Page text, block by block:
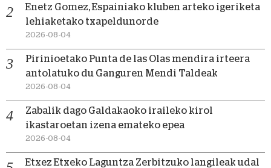
Enetz Gomez, Espainiako kluben arteko igeriketa
lehiaketako txapeldunorde
2026-08-04
Pirinioetako Punta de las Olas mendira irteera
antolatuko du Ganguren Mendi Taldeak
2026-08-04
Zabalik dago Galdakaoko iraileko kirol
ikastaroetan izena emateko epea
2026-08-04
Etxez Etxeko Laguntza Zerbitzuko langileak udal